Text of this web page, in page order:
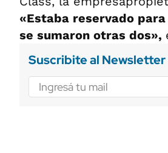
«Estaba reservado
se sumaron otras dos»,
Suscribite al Newsletter